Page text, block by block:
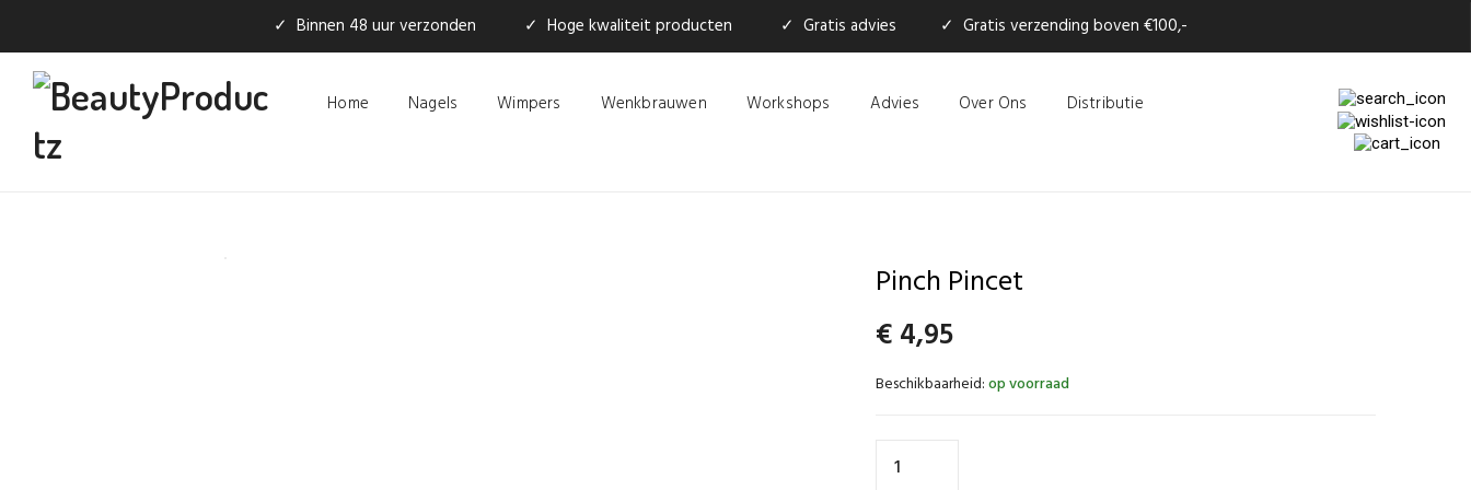
✓ Binnen 48 uur verzonden ✓ Hoge kwaliteit producten ✓ Gratis advies ✓ Gratis verzending boven €100,-
Home Nagels Wimpers Wenkbrauwen Workshops Advies Over Ons Distributie
Pinch Pincet
€4,95
Beschikbaarheid:op voorraad